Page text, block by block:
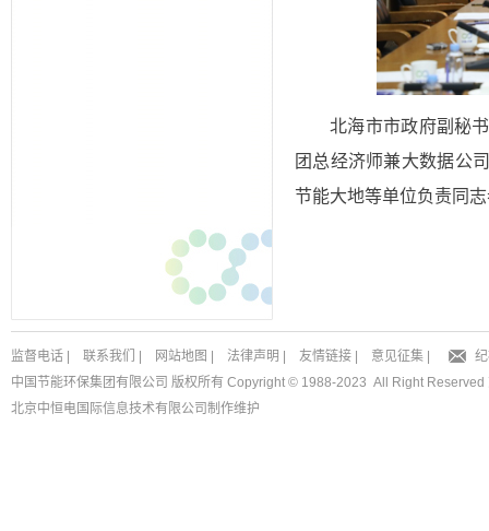
北海市市政府副秘
团总经济师兼大数据公
节能大地等单位负责同
监督电话 联系我们 网站地图 法律声明 友情链接 意见征集
中国节能环保集团有限公司 版权所有 Copyright © 1988-2023 All Right Reserved
北京中恒电国际信息技术有限公司 制作维护